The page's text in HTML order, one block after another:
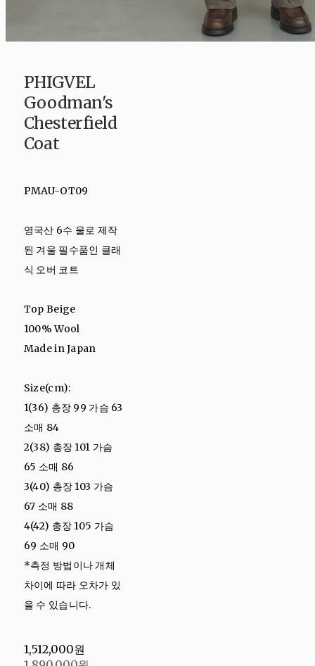
PHIGVEL
Goodman's
Chesterfield
Coat
PMAU-OT09
영국산 6수 울로 제작
된 겨울 필수품인 클래
식 오버 코트
Top Beige
100% Wool
Made in Japan
Size(cm):
1(36) 총장 99 가슴 63
소매 84
2(38) 총장 101 가슴
65 소매 86
3(40) 총장 103 가슴
67 소매 88
4(42) 총장 105 가슴
69 소매 90
*측정 방법이나 개체
차이에 따라 오차가 있
을 수 있습니다.
1,512,000원